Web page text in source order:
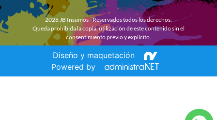
2026 JB Insumos - Reservados todos los derechos.
Queda prohibida la copia, utilización de este contenido sin el
consentimiento previo y explícito.
Diseño y maquetación
Powered by